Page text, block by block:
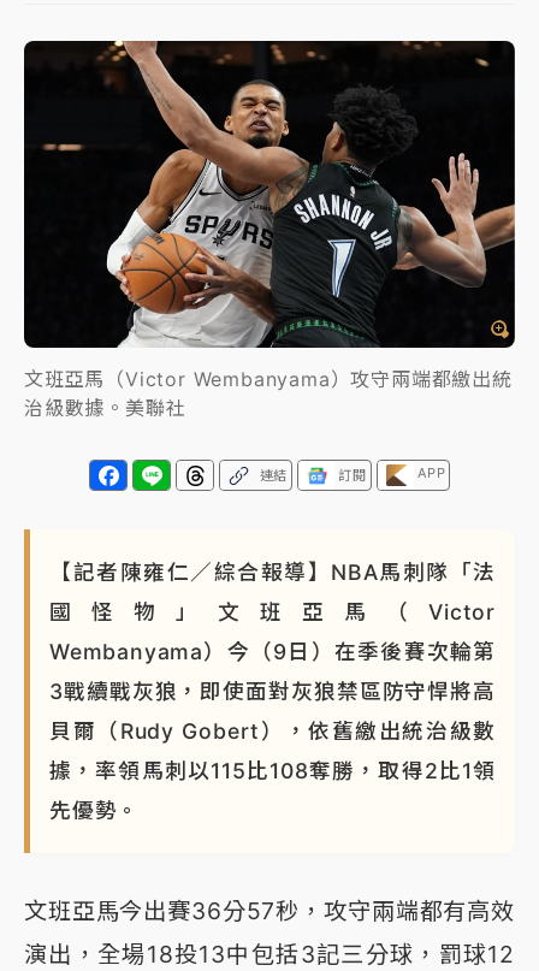
38度
慈濟遭詐10億完整始末曝！律師掮客大玩兩
面手法 郭台銘、蔡英文成關鍵
本周爆款短影音｜ 柯文哲帶電子手鐶拄拐杖現身／周玉
蔻蔡玉真開撕爆料
周末精選｜ 跨境網購族注意！EZ Way若改由政府委
任 預算難關如何解？
蔣萬安的建中同學！47歲法律學霸戰桃園 公開上任首
文班亞馬（Victor Wembanyama）攻守兩端都繳出統
治級數據。美聯社
連結 訂閱 APP
【記者陳雍仁／綜合報導】NBA馬刺隊「法
國怪物」文班亞馬（Victor
Wembanyama）今（9日）在季後賽次輪第
3戰續戰灰狼，即使面對灰狼禁區防守悍將高
貝爾（Rudy Gobert），依舊繳出統治級數
據，率領馬刺以115比108奪勝，取得2比1領
先優勢。
文班亞馬今出賽36分57秒，攻守兩端都有高效
演出，全場18投13中包括3記三分球，罰球12